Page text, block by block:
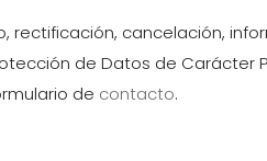
cancelación,
de Datos de Carácter
de contacto.